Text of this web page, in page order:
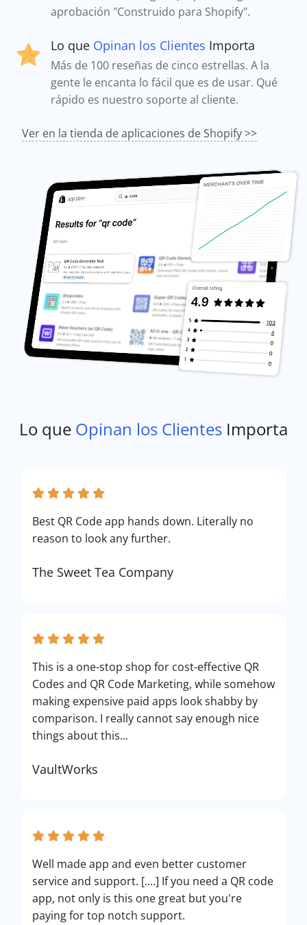
aprobación "Construido para Shopify".
Lo que Opinan los Clientes Importa
Más de 100 reseñas de cinco estrellas. A la
gente le encanta lo fácil que es de usar. Qué
rápido es nuestro soporte al cliente.
Ver en la tienda de aplicaciones de Shopify >>
Lo que Opinan los Clientes Importa
Best QR Code app hands down. Literally no
reason to look any further.
The Sweet Tea Company
This is a one-stop shop for cost-effective QR
Codes and QR Code Marketing, while somehow
making expensive paid apps look shabby by
comparison. I really cannot say enough nice
things about this...
VaultWorks
Well made app and even better customer
service and support. [....] If you need a QR code
app, not only is this one great but you're
paying for top notch support.